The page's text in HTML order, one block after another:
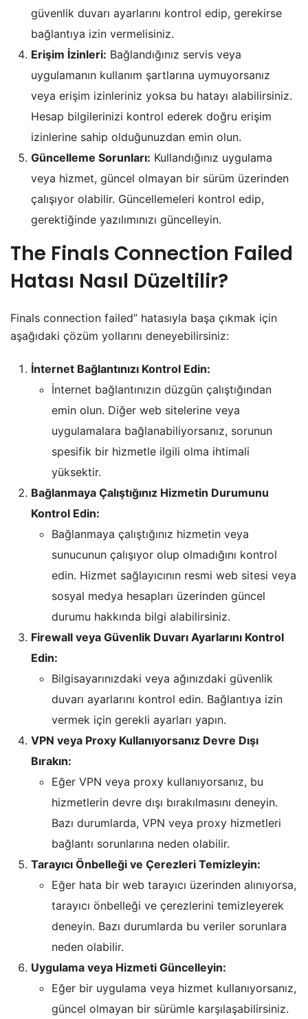
güvenlik duvarı ayarlarını kontrol edip, gerekirse
bağlantıya izin vermelisiniz.
Erişim İzinleri: Bağlandığınız servis veya
uygulamanın kullanım şartlarına uymuyorsanız
veya erişim izinleriniz yoksa bu hatayı alabilirsiniz.
Hesap bilgilerinizi kontrol ederek doğru erişim
izinlerine sahip olduğunuzdan emin olun.
Güncelleme Sorunları: Kullandığınız uygulama
veya hizmet, güncel olmayan bir sürüm üzerinden
çalışıyor olabilir. Güncellemeleri kontrol edip,
gerektiğinde yazılımınızı güncelleyin.
The Finals Connection Failed
Hatası Nasıl Düzeltilir?
Finals connection failed” hatasıyla başa çıkmak için
aşağıdaki çözüm yollarını deneyebilirsiniz:
İnternet Bağlantınızı Kontrol Edin:
İnternet bağlantınızın düzgün çalıştığından
emin olun. Diğer web sitelerine veya
uygulamalara bağlanabiliyorsanız, sorunun
spesifik bir hizmetle ilgili olma ihtimali
yüksektir.
Bağlanmaya Çalıştığınız Hizmetin Durumunu
Kontrol Edin:
Bağlanmaya çalıştığınız hizmetin veya
sunucunun çalışıyor olup olmadığını kontrol
edin. Hizmet sağlayıcının resmi web sitesi veya
sosyal medya hesapları üzerinden güncel
durumu hakkında bilgi alabilirsiniz.
Firewall veya Güvenlik Duvarı Ayarlarını Kontrol
Edin:
Bilgisayarınızdaki veya ağınızdaki güvenlik
duvarı ayarlarını kontrol edin. Bağlantıya izin
vermek için gerekli ayarları yapın.
VPN veya Proxy Kullanıyorsanız Devre Dışı
Bırakın:
Eğer VPN veya proxy kullanıyorsanız, bu
hizmetlerin devre dışı bırakılmasını deneyin.
Bazı durumlarda, VPN veya proxy hizmetleri
bağlantı sorunlarına neden olabilir.
Tarayıcı Önbelleği ve Çerezleri Temizleyin:
Eğer hata bir web tarayıcı üzerinden alınıyorsa,
tarayıcı önbelleği ve çerezlerini temizleyerek
deneyin. Bazı durumlarda bu veriler sorunlara
neden olabilir.
Uygulama veya Hizmeti Güncelleyin:
Eğer bir uygulama veya hizmet kullanıyorsanız,
güncel olmayan bir sürümle karşılaşabilirsiniz.